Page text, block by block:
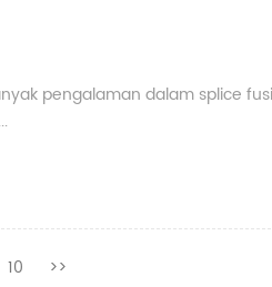
pengalaman dalam splice
10 >>